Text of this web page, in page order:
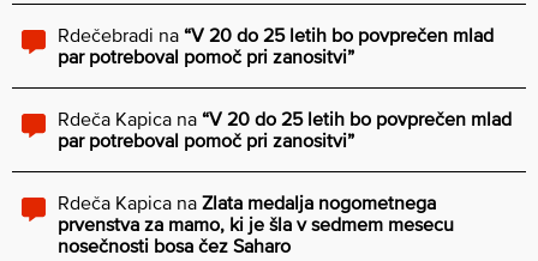
Rdečebradi na “V 20 do 25 letih bo povprečen mlad
par potreboval pomoč pri zanositvi”
Rdeča Kapica na “V 20 do 25 letih bo povprečen mlad
par potreboval pomoč pri zanositvi”
Rdeča Kapica na Zlata medalja nogometnega
prvenstva za mamo, ki je šla v sedmem mesecu
nosečnosti bosa čez Saharo